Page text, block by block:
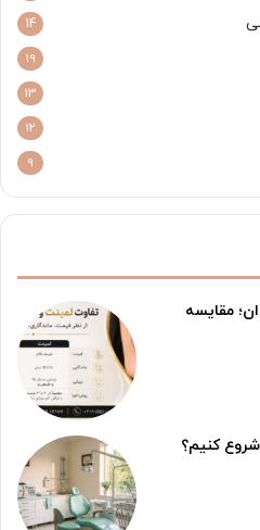
14
19
13
12
9
مقایسه
کنیم؟